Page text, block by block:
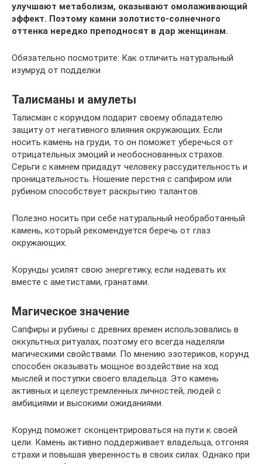
улучшают метаболизм, оказывают омолаживающий
эффект. Поэтому камни золотисто-солнечного
оттенка нередко преподносят в дар женщинам.
Обязательно посмотрите: Как отличить натуральный
изумруд от подделки
Талисманы и амулеты
Талисман с корундом подарит своему обладателю
защиту от негативного влияния окружающих. Если
носить камень на груди, то он поможет уберечься от
отрицательных эмоций и необоснованных страхов.
Серьги с камнем придадут человеку рассудительность и
проницательность. Ношение перстня с сапфиром или
рубином способствует раскрытию талантов.
Полезно носить при себе натуральный необработанный
камень, который рекомендуется беречь от глаз
окружающих.
Корунды усилят свою энергетику, если надевать их
вместе с аметистами, гранатами.
Магическое значение
Сапфиры и рубины с древних времен использовались в
оккультных ритуалах, поэтому его всегда наделяли
магическими свойствами. По мнению эзотериков, корунд
способен оказывать мощное воздействие на ход
мыслей и поступки своего владельца. Это камень
активных и целеустремленных личностей, людей с
амбициями и высокими ожиданиями.
Корунд поможет сконцентрироваться на пути к своей
цели. Камень активно поддерживает владельца, отгоняя
страхи и повышая уверенность в своих силах. Однако при